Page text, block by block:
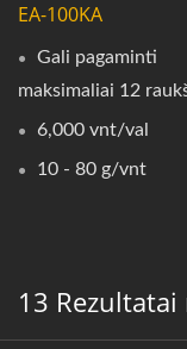
EA-100KA
Gali pagaminti
maksimaliai 12
6,000 vnt/val
10 - 80 g/vnt
13